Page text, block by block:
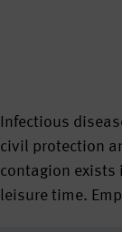
Infectious
civil protection
contagion exists
leisure time.